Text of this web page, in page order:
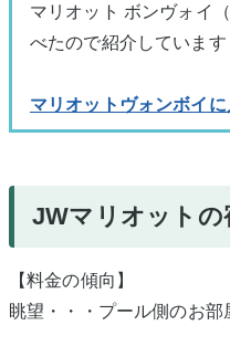
マリオット ボンヴォイ
べたので紹介しています
マリオットヴォンボイ
JWマリオットの
【料金の傾向】
眺望・・・プール側のお